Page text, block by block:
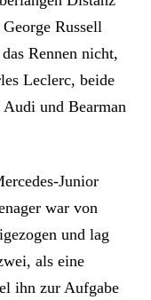
Russell
Rennen nicht,
Leclerc, beide
und Bearman
Junior
war von
und lag
als eine
ihn zur Aufgabe